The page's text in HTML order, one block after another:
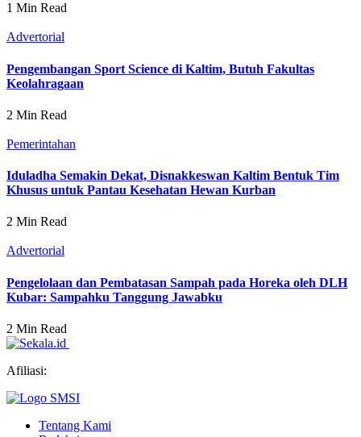
1 Min Read
Advertorial
Pengembangan Sport Science di Kaltim, Butuh Fakultas
Keolahragaan
2 Min Read
Pemerintahan
Iduladha Semakin Dekat, Disnakkeswan Kaltim Bentuk Tim
Khusus untuk Pantau Kesehatan Hewan Kurban
2 Min Read
Advertorial
Pengelolaan dan Pembatasan Sampah pada Horeka oleh DLH
Kubar: Sampahku Tanggung Jawabku
2 Min Read
Afiliasi:
Tentang Kami